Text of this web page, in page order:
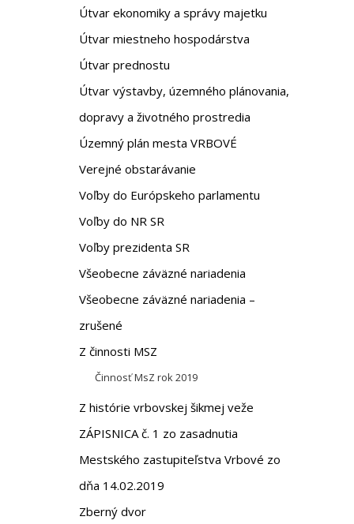
Útvar ekonomiky a správy majetku
Útvar miestneho hospodárstva
Útvar prednostu
Útvar výstavby, územného plánovania,
dopravy a životného prostredia
Územný plán mesta VRBOVÉ
Verejné obstarávanie
Voľby do Európskeho parlamentu
Voľby do NR SR
Voľby prezidenta SR
Všeobecne záväzné nariadenia
Všeobecne záväzné nariadenia –
zrušené
Z činnosti MSZ
Činnosť MsZ rok 2019
Z histórie vrbovskej šikmej veže
ZÁPISNICA č. 1 zo zasadnutia
Mestského zastupiteľstva Vrbové zo
dňa 14.02.2019
Zberný dvor